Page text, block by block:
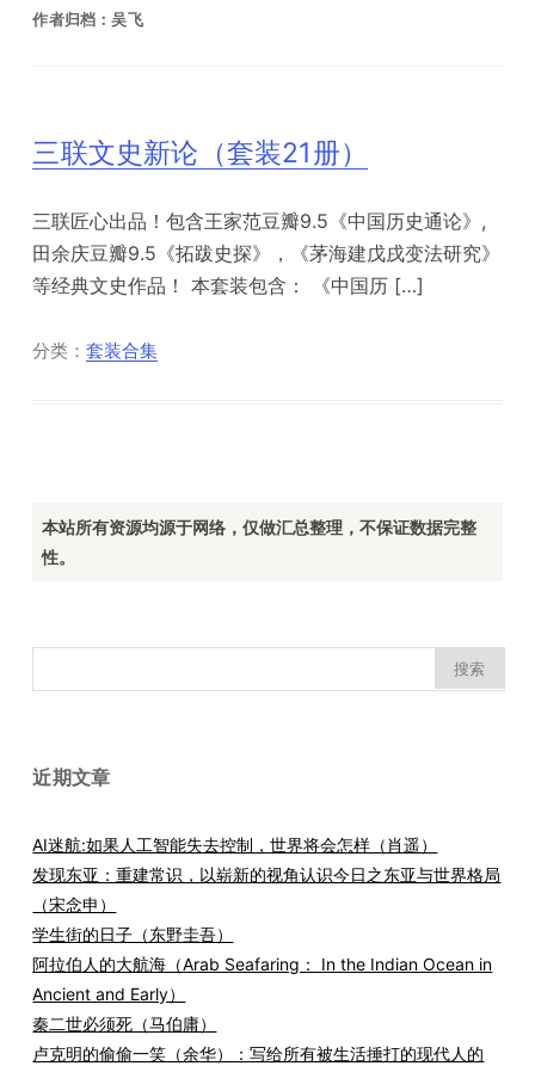
作者归档：吴飞
三联文史新论（套装21册）
三联匠心出品！包含王家范豆瓣9.5《中国历史通论》,
田余庆豆瓣9.5《拓跋史探》，《茅海建戊戌变法研究》
等经典文史作品！ 本套装包含： 《中国历 […]
分类：套装合集
本站所有资源均源于网络，仅做汇总整理，不保证数据完整
性。
索：
近期文章
AI迷航:如果人工智能失去控制，世界将会怎样（肖遥）
发现东亚：重建常识，以崭新的视角认识今日之东亚与世界格局
（宋念申）
学生街的日子（东野圭吾）
阿拉伯人的大航海（Arab Seafaring： In the Indian Ocean in
Ancient and Early）
秦二世必须死（马伯庸）
卢克明的偷偷一笑（余华）：写给所有被生活捶打的现代人的